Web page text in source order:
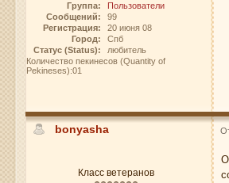
Группа:
Пользователи
Сообщений:
99
Регистрация:
20 июня 08
Город:
Спб
Статус (Status):
любитель
Количество пекинесов (Quantity of
Pekineses):01
bonyasha
Класс ветеранов